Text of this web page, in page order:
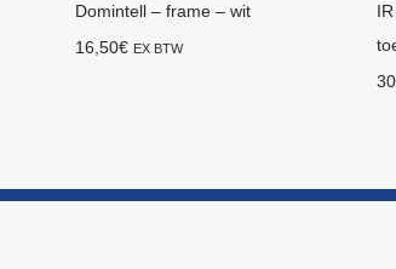
Domintell – frame – wit
16,50€ EX BTW